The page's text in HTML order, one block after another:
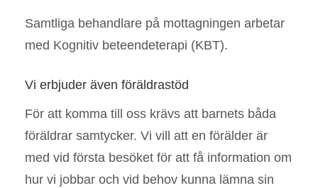
Samtliga behandlare på mottagningen arbetar
med Kognitiv beteendeterapi (KBT).
Vi erbjuder även föräldrastöd
För att komma till oss krävs att barnets båda
föräldrar samtycker. Vi vill att en förälder är
med vid första besöket för att få information om
hur vi jobbar och vid behov kunna lämna sin